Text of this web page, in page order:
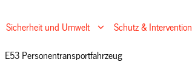
Sicherheit und Umwelt Schutz & Intervention
E53 Personentransportfahrzeug